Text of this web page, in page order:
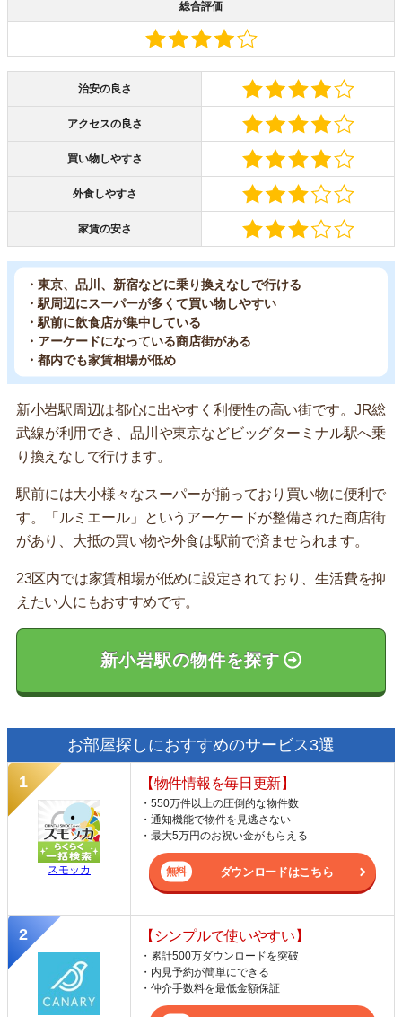
総合評価
治安の良さ
アクセスの良さ
買い物しやすさ
外食しやすさ
家賃の安さ
・東京、品川、新宿などに乗り換えなしで行ける
・駅周辺にスーパーが多くて買い物しやすい
・駅前に飲食店が集中している
・アーケードになっている商店街がある
・都内でも家賃相場が低め
新小岩駅周辺は都心に出やすく利便性の高い街です。JR総
武線が利用でき、品川や東京などビッグターミナル駅へ乗
り換えなしで行けます。
駅前には大小様々なスーパーが揃っており買い物に便利で
す。「ルミエール」というアーケードが整備された商店街
があり、大抵の買い物や外食は駅前で済ませられます。
23区内では家賃相場が低めに設定されており、生活費を抑
えたい人にもおすすめです。
新小岩駅の物件を探す
お部屋探しにおすすめのサービス3選
スモッカ
【物件情報を毎日更新】
・550万件以上の圧倒的な物件数
・通知機能で物件を見逃さない
・最大5万円のお祝い金がもらえる
ダウンロードはこちら
【シンプルで使いやすい】
・累計500万ダウンロードを突破
・内見予約が簡単にできる
・仲介手数料を最低金額保証